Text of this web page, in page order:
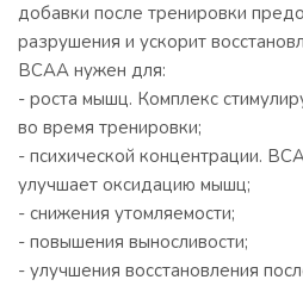
добавки после тренировки
разрушения и ускорит
ВСАА нужен для:
- роста мышц. Комплекс
во время тренировки;
- психической концентрации.
улучшает оксидацию мышц;
- снижения утомляемости;
- повышения выносливости;
- улучшения восстановления